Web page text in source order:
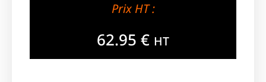
Prix HT :
62.95 € HT